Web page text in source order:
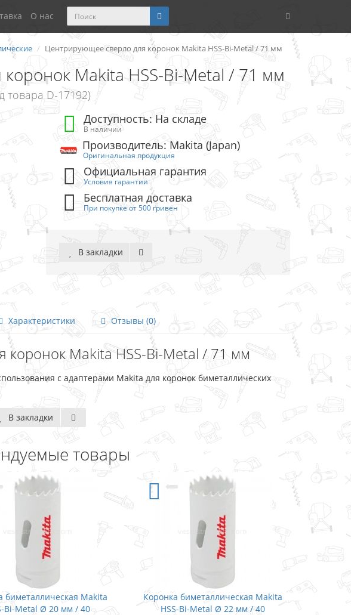
О нас
Центрирующее сверло для коронок Makita HSS-Bi-Metal / 71 мм
Makita HSS-Bi-Metal / 71 мм
товара D-17192)
Доступность: На складе
В наличии
Производитель: Makita (Japan)
Оригинальная продукция
Официальная гарантия
Условия гарантии
Бесплатная доставка
При покупке от 500 гривен
В закладки
Характеристики Отзывы (0)
Makita HSS-Bi-Metal / 71 мм
с адаптерами Makita для коронок биметаллических
В закладки
товары
Коронка биметаллическая Makita
HSS-Bi-Metal Ø 22 мм / 40
Коронка
HSS-Bi-Metal Ø 24 мм /